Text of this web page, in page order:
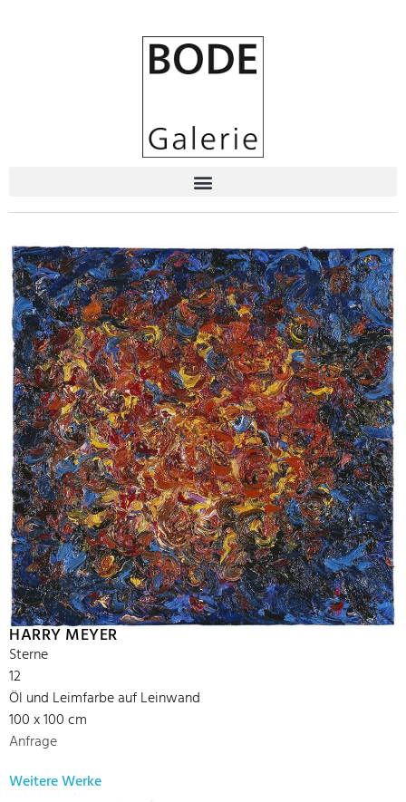
HARRY MEYER
Sterne
12
Öl und Leimfarbe auf Leinwand
100 x 100 cm
Anfrage
Weitere Werke